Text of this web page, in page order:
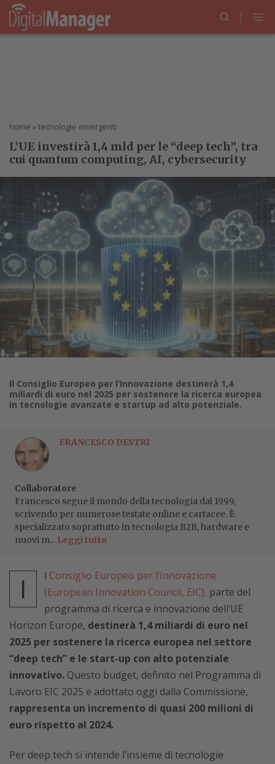
home » tecnologie emergenti
L’UE investirà 1,4 mld per le “deep tech”, tra
cui quantum computing, AI, cybersecurity
Il Consiglio Europeo per l’Innovazione destinerà 1,4
miliardi di euro nel 2025 per sostenere la ricerca europea
in tecnologie avanzate e startup ad alto potenziale.
FRANCESCO DESTRI
Collaboratore
Francesco segue il mondo della tecnologia dal 1999,
scrivendo per numerose testate online e cartacee. È
specializzato soprattutto in tecnologia B2B, hardware e
nuovi m... Leggi tutto
I l Consiglio Europeo per l’Innovazione
(European Innovation Council, EIC), parte del
programma di ricerca e innovazione dell’UE
Horizon Europe, destinerà 1,4 miliardi di euro nel
2025 per sostenere la ricerca europea nel settore
“deep tech” e le start-up con alto potenziale
innovativo. Questo budget, definito nel Programma di
Lavoro EIC 2025 e adottato oggi dalla Commissione,
rappresenta un incremento di quasi 200 milioni di
euro rispetto al 2024.
Per deep tech si intende l’insieme di tecnologie